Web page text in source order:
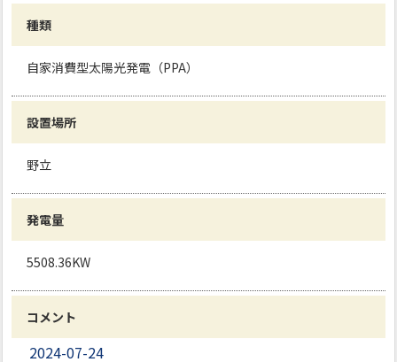
種類
自家消費型太陽光発電（PPA）
設置場所
野立
発電量
5508.36KW
コメント
2024-07-24